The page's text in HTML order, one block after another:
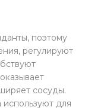
поэтому
регулируют
сосуды.
для